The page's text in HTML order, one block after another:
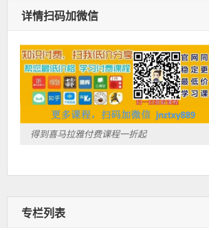
详情扫码加微信
得到喜马拉雅付费课程一折起
专栏列表